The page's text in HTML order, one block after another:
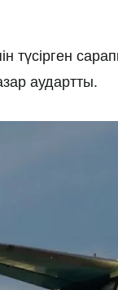
түсірген
аудартты.